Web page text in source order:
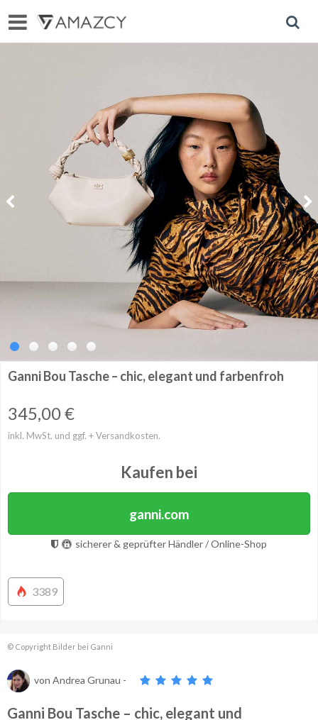
Ganni Bou Tasche – chic, elegant und farbenfroh
345,00€
inkl. MwSt. und ggf. + Versandkosten.
Kaufen bei
ganni.com
sicherer & geprüfter Händler / Online-Shop
3389
© Copyright Bilder bei Ganni
von Andrea Grunau -
Ganni Bou Tasche – chic, elegant und